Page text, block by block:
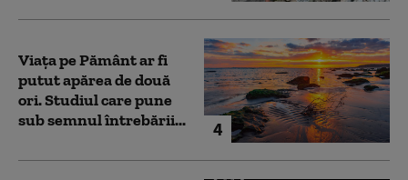
4
Viața pe Pământ ar fi
putut apărea de două
ori. Studiul care pune
sub semnul întrebării...